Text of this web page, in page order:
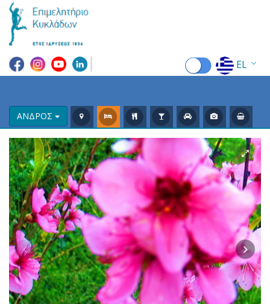
EL
FR
DE
IT
ES
RU
CN
ΑΝΔΡΟΣ